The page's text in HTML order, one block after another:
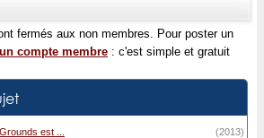
fermés aux non membres. Pour poster un
compte membre : c'est simple et gratuit
est ... (2013)